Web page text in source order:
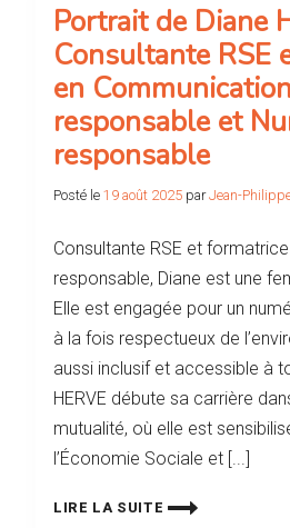
Portrait de Diane
Consultante RSE
en Communication
responsable et
responsable
Posté le 19 août 2025 parJean-
Consultante RSE et
responsable, Diane est une
Elle est engagée pour un
à la fois respectueux de
aussi inclusif et accessible à
HERVE débute sa carrière
mutualité, où elle est
l’Économie Sociale et [...]
LIRE LA SUITE